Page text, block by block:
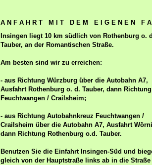
A N F A H R T M I T D E M E I G E N E N F A
Insingen liegt 10 km südlich von Rothenburg o.
Tauber, an der Romantischen Straße.
Am besten sind wir zu erreichen:
- aus Richtung Würzburg über die Autobahn A7,
Ausfahrt Rothenburg o. d. Tauber, dann Richtung
Feuchtwangen / Crailsheim;
- aus Richtung Autobahnkreuz Feuchtwangen /
Crailsheim über die Autobahn A7, Ausfahrt
dann Richtung Rothenburg o.d. Tauber.
Benutzen Sie die Einfahrt Insingen-Süd und
gleich von der Hauptstraße links ab in die Straße